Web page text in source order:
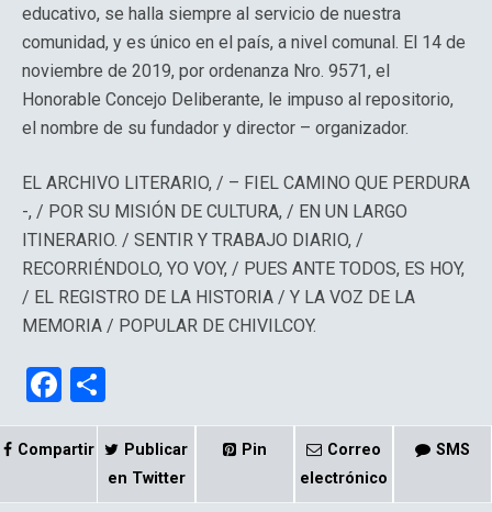
educativo, se halla siempre al servicio de nuestra
comunidad, y es único en el país, a nivel comunal. El 14 de
noviembre de 2019, por ordenanza Nro. 9571, el
Honorable Concejo Deliberante, le impuso al repositorio,
el nombre de su fundador y director – organizador.
EL ARCHIVO LITERARIO, / – FIEL CAMINO QUE PERDURA
-, / POR SU MISIÓN DE CULTURA, / EN UN LARGO
ITINERARIO. / SENTIR Y TRABAJO DIARIO, /
RECORRIÉNDOLO, YO VOY, / PUES ANTE TODOS, ES HOY,
/ EL REGISTRO DE LA HISTORIA / Y LA VOZ DE LA
MEMORIA / POPULAR DE CHIVILCOY.
F
a
ce
o
m
p
Compartir
Publicar
en Twitter
Pin
Correo
electrónico
SMS